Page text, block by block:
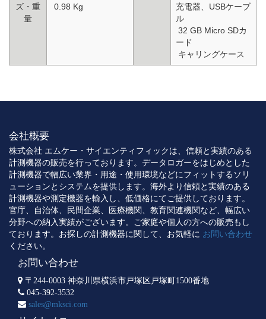
ズ・重
量
0.98 Kg
充電器、USBケーブ
ル
32 GB Micro SDカ
ード
キャリングケース
会社概要
株式会社 エムケー・サイエンティフィックは、信頼と実績のある
計測機器の販売を行っております。データロガーをはじめとした
計測機器で幅広い業界・用途・使用環境などにフィットするソリ
ューションとシステムを提供します。海外より信頼と実績のある
計測機器や測定機器を輸入し、低価格にてご提供しております。
官庁、自治体、民間企業、医療機関、教育関連機関など、幅広い
分野への納入実績がございます。ご家庭や個人の方への販売もし
ております。お探しの計測機器に関して、お気軽に お問い合わせ
ください。
お問い合わせ
〒244-0003 神奈川県横浜市戸塚区戸塚町1500番地
045-392-3532
sales@mksci.com